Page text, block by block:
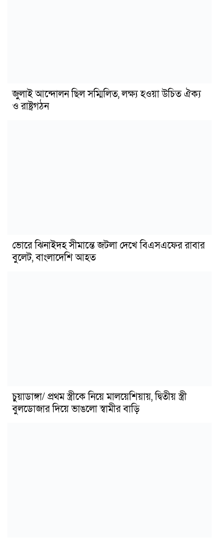
জুলাই আন্দোলন ছিল সম্মিলিত, লক্ষ্য হওয়া উচিত ঐক্য
ও রাষ্ট্রগঠন
ভোরে ঝিনাইদহ সীমান্তে জটলা দেখে বিএসএফের রাবার
বুলেট, বাংলাদেশি আহত
চুয়াডাঙ্গা/ প্রথম স্ত্রীকে নিয়ে মালয়েশিয়ায়, দ্বিতীয় স্ত্রী
বুলডোজার দিয়ে ভাঙলো স্বামীর বাড়ি